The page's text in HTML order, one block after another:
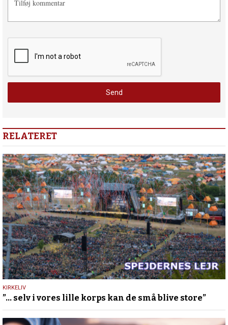
RELATERET
5.
juli
2026
KIRKELIV
”… selv i vores lille korps kan de små blive store”